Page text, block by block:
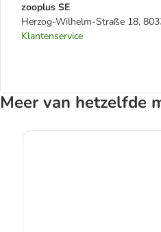
zooplus SE
Herzog-Wilhelm-Straße 18,
Klantenservice
Meer van hetzelfde